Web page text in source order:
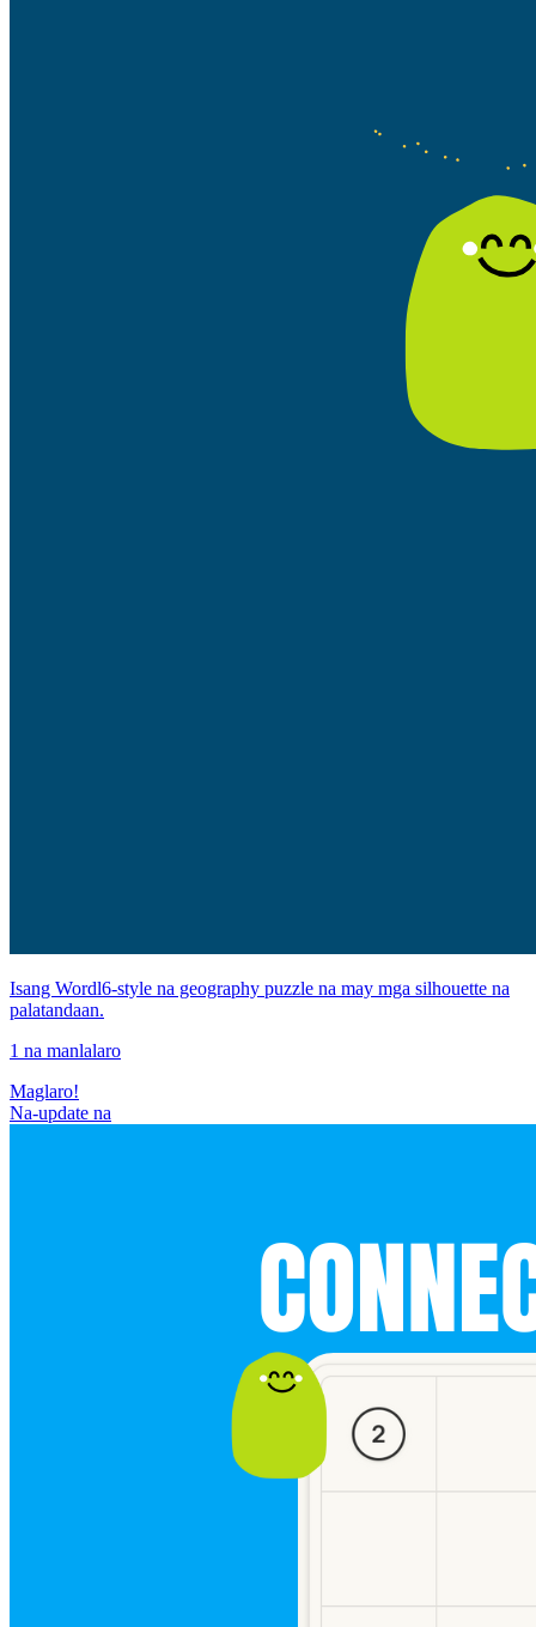
Isang Wordl6-style na geography puzzle na may mga silhouette na
palatandaan.
1 na manlalaro
Maglaro!
Na-update na